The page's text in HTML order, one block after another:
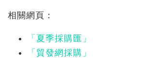
相關網頁：
「夏季採購匯」
「貿發網採購」